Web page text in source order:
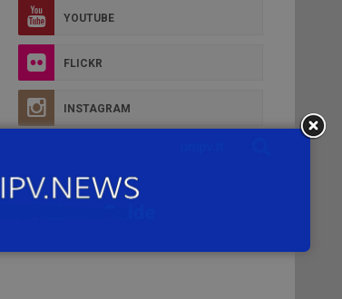
YOUTUBE
FLICKR
INSTAGRAM